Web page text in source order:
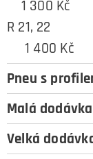
1 300 Kč
R 21,
1 400 Kč
Pneu s
Malá
Velká